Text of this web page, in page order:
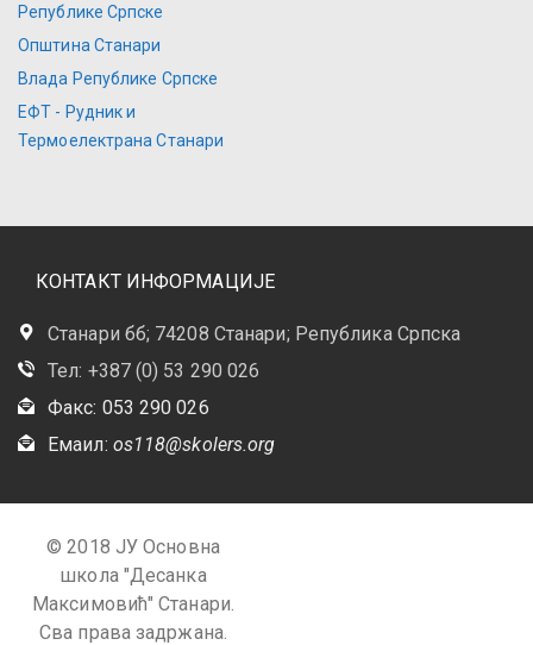
Републике Српске
Општина Станари
Влада Републике Српске
ЕФТ - Рудник и
Термоелектрана Станари
КОНТАКТ ИНФОРМАЦИЈЕ
Станари бб; 74208 Станари; Република Српска
Тел: +387 (0) 53 290 026
Факс: 053 290 026
Емаил: os118@skolers.org
© 2018 ЈУ Основна
школа "Десанка
Максимовић" Станари.
Сва права задржана.